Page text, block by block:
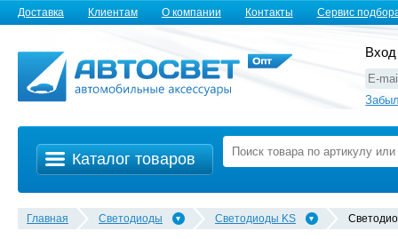
Доставка Клиентам О компании Контакты Сервис
Каталог товаров
Главная Светодиоды Светодиоды KS